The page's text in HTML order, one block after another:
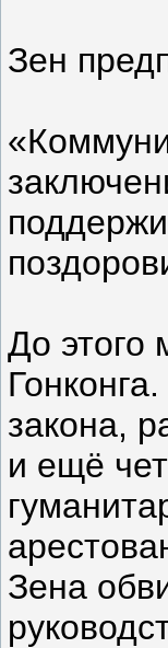
Зен
До этого
закона,
и ещё
Зена